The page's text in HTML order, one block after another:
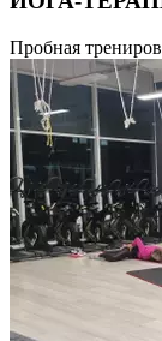
Основной
Пробная